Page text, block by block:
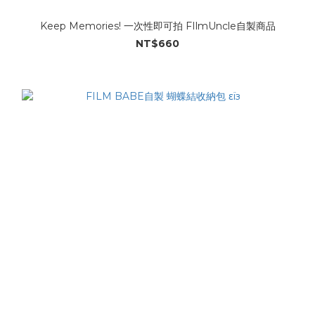
Keep Memories! 一次性即可拍 FIlmUncle自製商品
NT$660